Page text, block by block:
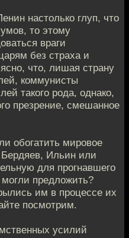
настолько глуп, что
то этому
враги
без страха и
что, лишая страну
коммунисты
такого рода, однако,
презрение, смешанное
обогатить мировое
Бердяев, Ильин или
для прогнавшего
предложить?
им в процессе их
посмотрим.
усилий